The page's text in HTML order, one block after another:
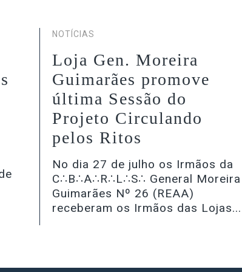
NOTÍCIAS
Loja Gen. Moreira
Guimarães promove
última Sessão do
Projeto Circulando
pelos Ritos
No dia 27 de julho os Irmãos da
C∴B∴A∴R∴L∴S∴ General Moreira
Guimarães Nº 26 (REAA)
receberam os Irmãos das Lojas...